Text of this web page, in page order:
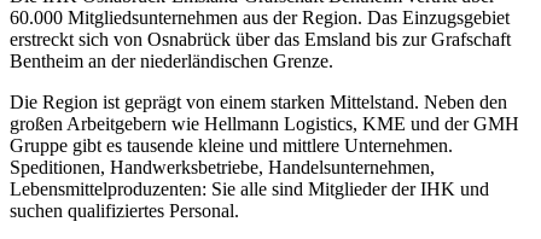
60.000 Mitgliedsunternehmen aus der Region. Das Einzugsgebiet
erstreckt sich von Osnabrück über das Emsland bis zur Grafschaft
Bentheim an der niederländischen Grenze.
Die Region ist geprägt von einem starken Mittelstand. Neben den
großen Arbeitgebern wie Hellmann Logistics, KME und der GMH
Gruppe gibt es tausende kleine und mittlere Unternehmen.
Speditionen, Handwerksbetriebe, Handelsunternehmen,
Lebensmittelproduzenten: Sie alle sind Mitglieder der IHK und
suchen qualifiziertes Personal.